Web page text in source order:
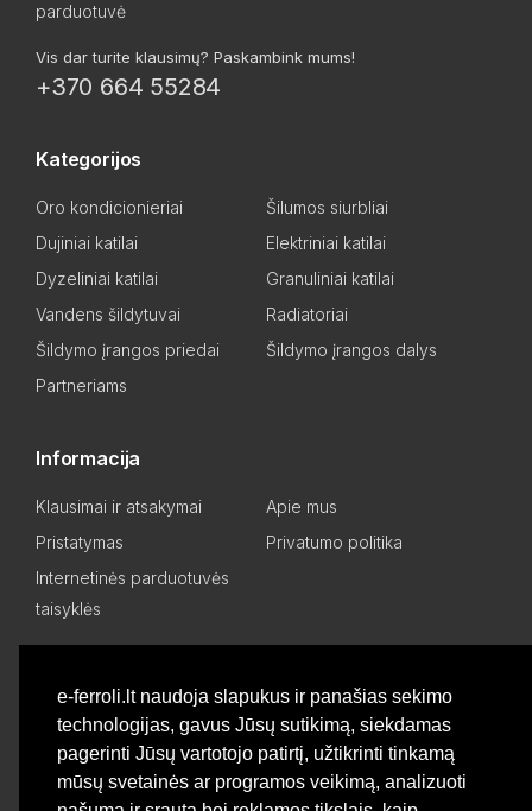
e-ferroli.lt naudoja slapukus ir panašias sekimo
technologijas, gavus Jūsų sutikimą, siekdamas
pagerinti Jūsų vartotojo patirtį, užtikrinti tinkamą
mūsų svetainės ar programos veikimą, analizuoti
parduotuvė
Vis dar turite klausimų? Paskambink mums!
+370 664 55284
Kategorijos
Oro kondicionieriai
Šilumos siurbliai
Dujiniai katilai
Elektriniai katilai
Dyzeliniai katilai
Granuliniai katilai
Vandens šildytuvai
Radiatoriai
Šildymo įrangos priedai
Šildymo įrangos dalys
Partneriams
Informacija
Klausimai ir atsakymai
Apie mus
Pristatymas
Privatumo politika
Internetinės parduotuvės
taisyklės
Asmeninis kabinetas
Pageidavimų sąrašas
Palyginti produktus
Basket